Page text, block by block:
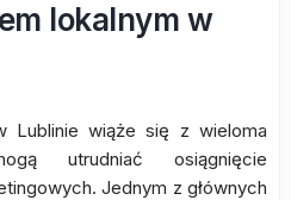
lokalnym w
Lublinie wiąże się z wieloma
utrudniać osiągnięcie
Jednym z głównych